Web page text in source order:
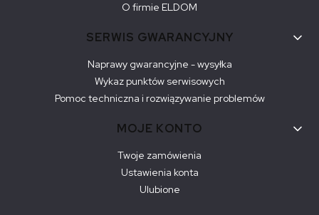
O firmie ELDOM
SERWIS GWARANCYJNY
Naprawy gwarancyjne - wysyłka
Wykaz punktów serwisowych
Pomoc techniczna i rozwiązywanie problemów
MOJE KONTO
Twoje zamówienia
Ustawienia konta
Ulubione